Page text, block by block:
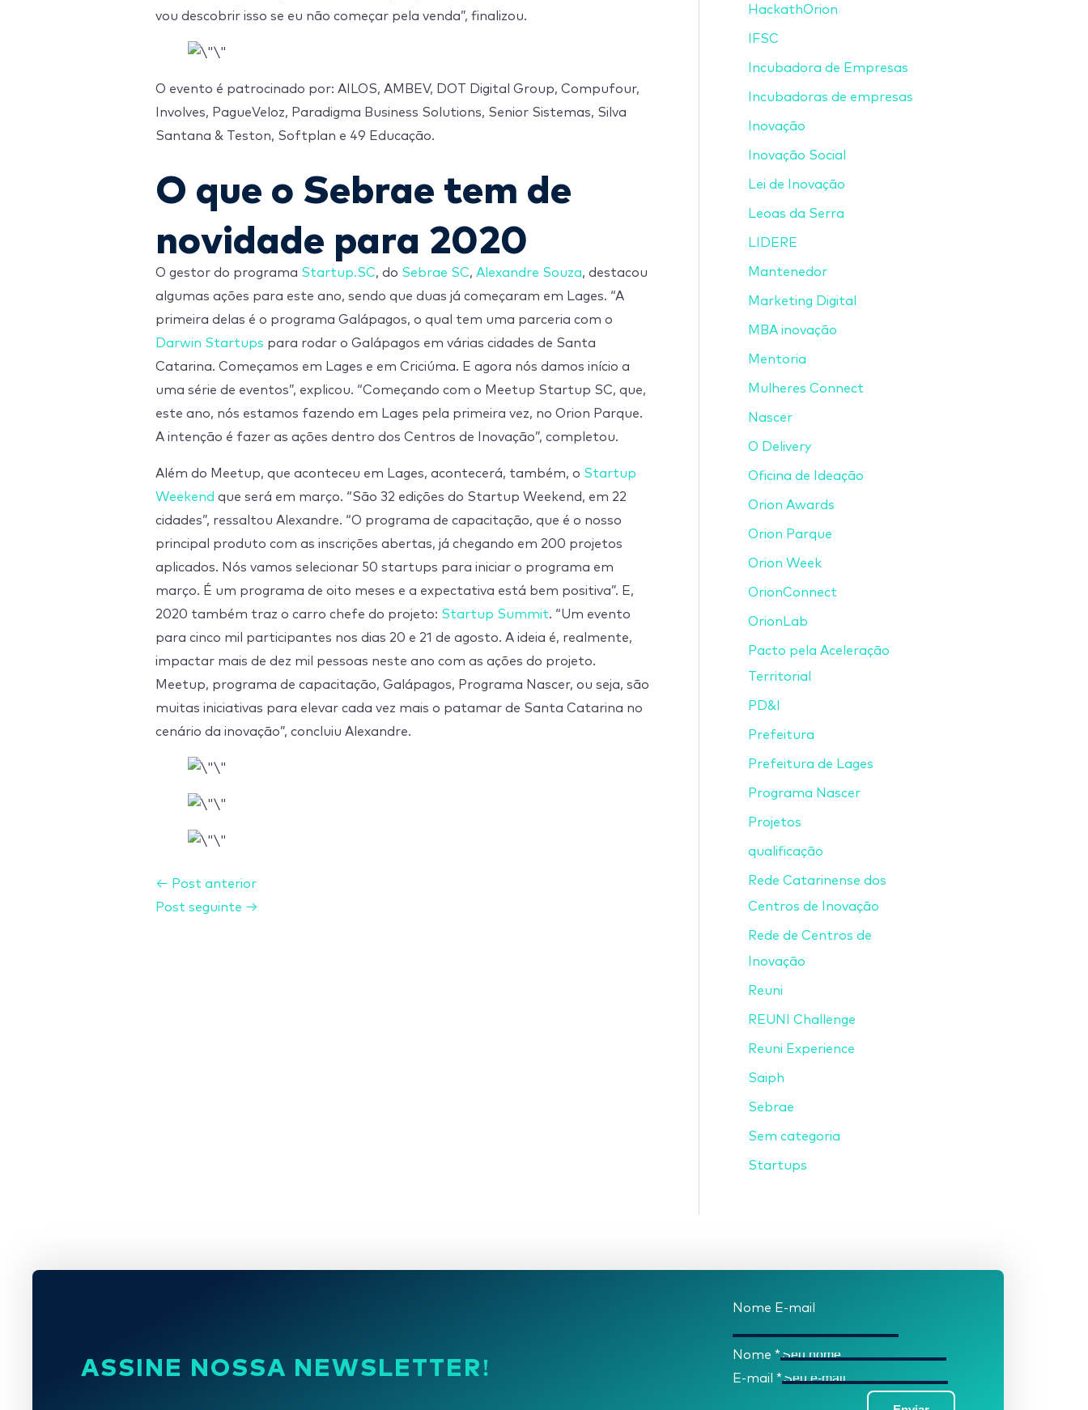
vou descobrir isso se eu não começar pela venda”, finalizou.
O evento é patrocinado por: AILOS, AMBEV, DOT Digital Group, Compufour,
Involves, PagueVeloz, Paradigma Business Solutions, Senior Sistemas, Silva
Santana & Teston, Softplan e 49 Educação.
O que o Sebrae tem de
novidade para 2020
O gestor do programa Startup.SC, do Sebrae SC, Alexandre Souza, destacou
algumas ações para este ano, sendo que duas já começaram em Lages. “A
primeira delas é o programa Galápagos, o qual tem uma parceria com o
Darwin Startups para rodar o Galápagos em várias cidades de Santa
Catarina. Começamos em Lages e em Criciúma. E agora nós damos início a
uma série de eventos”, explicou. “Começando com o Meetup Startup SC, que,
este ano, nós estamos fazendo em Lages pela primeira vez, no Orion Parque.
A intenção é fazer as ações dentro dos Centros de Inovação”, completou.
Além do Meetup, que aconteceu em Lages, acontecerá, também, o Startup
Weekend que será em março. “São 32 edições do Startup Weekend, em 22
cidades”, ressaltou Alexandre. “O programa de capacitação, que é o nosso
principal produto com as inscrições abertas, já chegando em 200 projetos
aplicados. Nós vamos selecionar 50 startups para iniciar o programa em
março. É um programa de oito meses e a expectativa está bem positiva”. E,
2020 também traz o carro chefe do projeto: Startup Summit. “Um evento
para cinco mil participantes nos dias 20 e 21 de agosto. A ideia é, realmente,
impactar mais de dez mil pessoas neste ano com as ações do projeto.
Meetup, programa de capacitação, Galápagos, Programa Nascer, ou seja, são
muitas iniciativas para elevar cada vez mais o patamar de Santa Catarina no
cenário da inovação”, concluiu Alexandre.
← Post anterior
Post seguinte →
HackathOrion
IFSC
Incubadora de Empresas
Incubadoras de empresas
Inovação
Inovação Social
Lei de Inovação
Leoas da Serra
LIDERE
Mantenedor
Marketing Digital
MBA inovação
Mentoria
Mulheres Connect
Nascer
O Delivery
Oficina de Ideação
Orion Awards
Orion Parque
Orion Week
OrionConnect
OrionLab
Pacto pela Aceleração
Territorial
PD&I
Prefeitura
Prefeitura de Lages
Programa Nascer
Projetos
qualificação
Rede Catarinense dos
Centros de Inovação
Rede de Centros de
Inovação
Reuni
REUNI Challenge
Reuni Experience
Saiph
Sebrae
Sem categoria
Startups
ASSINE NOSSA NEWSLETTER!
Nome E-mail
Nome*
E-mail*